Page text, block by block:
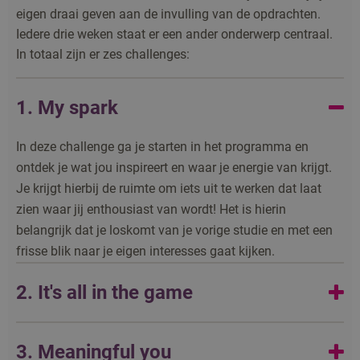
eigen draai geven aan de invulling van de opdrachten.
Iedere drie weken staat er een ander onderwerp centraal.
In totaal zijn er zes challenges:
1. My spark
In deze challenge ga je starten in het programma en
ontdek je wat jou inspireert en waar je energie van krijgt.
Je krijgt hierbij de ruimte om iets uit te werken dat laat
zien waar jij enthousiast van wordt! Het is hierin
belangrijk dat je loskomt van je vorige studie en met een
frisse blik naar je eigen interesses gaat kijken.
2. It's all in the game
gaat onderzoeken wat belangrijke onderdelen van je
3. Meaningful you